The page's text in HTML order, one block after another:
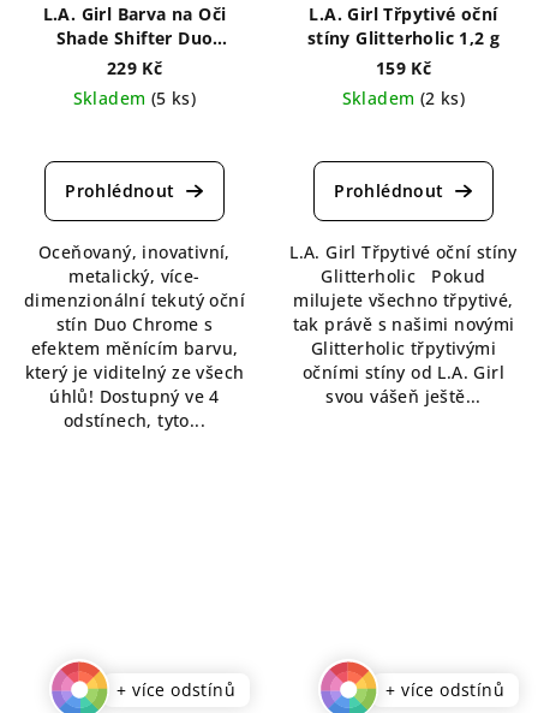
L.A. Girl Barva na Oči
Shade Shifter Duo
Chrome 1,5 ml
229 Kč
Skladem (5 ks)
hodnocení
produktu
z
5
hvězdiček.
Oceňovaný, inovativní,
metalický, více-
dimenzionální tekutý oční
stín Duo Chrome s
efektem měnícím barvu,
který je viditelný ze všech
úhlů! Dostupný ve 4
odstínech, tyto...
L.A. Girl Třpytivé oční
stíny Glitterholic 1,2 g
159 Kč
Skladem (2 ks)
hodnocení
produktu
z
5
hvězdiček.
L.A. Girl Třpytivé oční stíny
Glitterholic Pokud
milujete všechno třpytivé,
tak právě s našimi novými
Glitterholic třpytivými
očními stíny od L.A. Girl
svou vášeň ještě...
+ více odstínů + více odstínů